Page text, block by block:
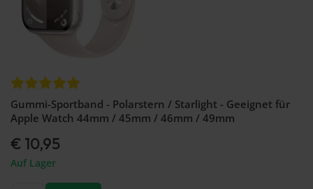
Gummi-Sportband - Polarstern / Starlight - Geeignet für
Apple Watch 44mm / 45mm / 46mm / 49mm
€ 10,95
Auf Lager